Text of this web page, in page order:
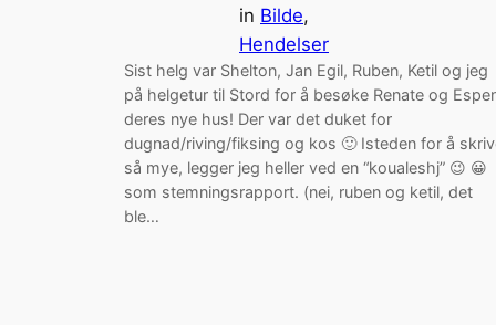
in Bilde
Hendelser
Sist helg var Shelton, Jan Egil, Ruben, Ketil og jeg
på helgetur til Stord for å besøke Renate og
deres nye hus! Der var det duket for
dugnad/riving/fiksing og kos 🙂 Isteden for å
så mye, legger jeg heller ved en “koualeshj” 😉 😀
som stemningsrapport. (nei, ruben og ketil, det
ble…